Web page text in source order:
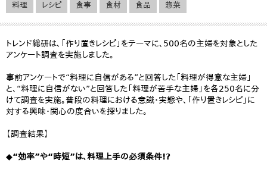
料理 レシピ 食事 食材 食品 惣菜
トレンド総研は、「作り置きレシピ」をテーマに、500名の主婦を対象とした
アンケート調査を実施しました。
事前アンケートで“料理に自信がある”と回答した「料理が得意な主婦」
と、“料理に自信がない”と回答した「料理が苦手な主婦」を各250名に分
けて調査を実施。普段の料理における意識・実態や、「作り置きレシピ」に
対する興味・関心の度合いを探りました。
【調査結果】
◆“効率”や“時短”は、料理上手の必須条件!?